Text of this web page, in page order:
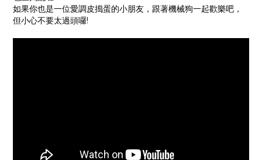
如果你也是一位愛調皮搗蛋的小朋友，跟著機械狗一起歡樂吧，
但小心不要太過頭囉!